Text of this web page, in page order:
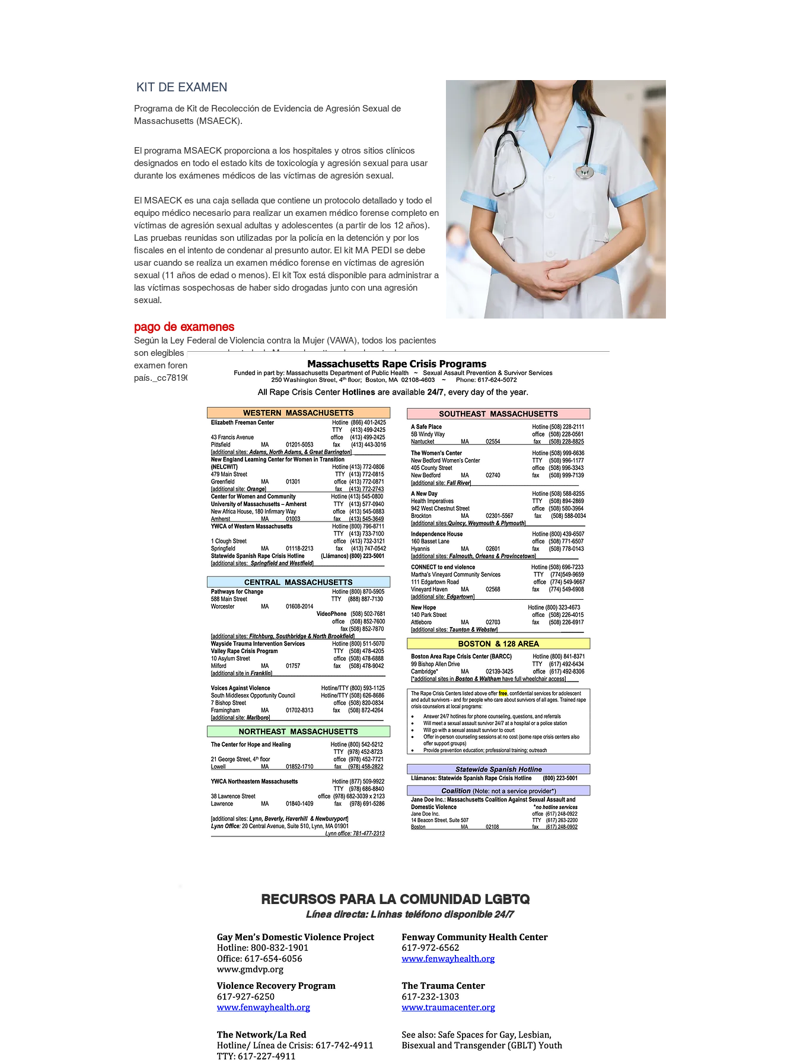
KIT DE EXAMEN
Programa de Kit de Recolección de Evidencia de Agresión Sexual de
Massachusetts (MSAECK).
El programa MSAECK proporciona a los hospitales y otros sitios clínicos
designados en todo el estado kits de toxicología y agresión sexual para usar ​​
durante los exámenes médicos de las víctimas de agresión sexual.
El MSAECK es una caja sellada que contiene un protocolo detallado y todo el
equipo médico necesario para realizar un examen médico forense completo en
víctimas de agresión sexual adultas y adolescentes (a partir de los 12 años).
Las pruebas reunidas son utilizadas por la policía en la detención y por los
fiscales en el intento de condenar al presunto autor. El kit MA PEDI se debe
usar cuando se realiza un examen médico forense en víctimas de agresión
sexual (11 años de edad o menos). El kit Tox está disponible para administrar a
las víctimas sospechosas de haber sido drogadas junto con una agresión
sexual.
pago de examenes
Según la Ley Federal de Violencia contra la Mujer (VAWA), todos los pacientes
son elegibles para que el estado de Massachusetts cubra el costo de su
examen forense, independientemente de dónde se encuentren aquí en el
país._cc781905-5cde-3194-bb3b- 136bad5cf58d_
RECURSOS PARA LA COMUNIDAD LGBTQ
Línea directa: Linhas teléfono disponible24/7